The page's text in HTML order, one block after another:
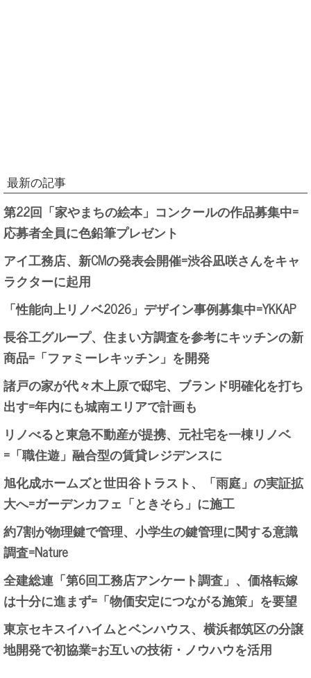
最新の記事
第22回「家やまちの絵本」コンクールの作品募集中=
応募者全員に色鉛筆プレゼント
アイ工務店、新CMの発表会開催=渋谷凪咲さんをキャ
ラクターに起用
「性能向上リノベ2026」デザイン事例募集中=YKKAP
長谷工グループ、住まい方調査を参考にキッチンの新
商品=「ファミーレキッチン」を開発
諸戸の家が代々木上原で邸宅、ブランド明確化を打ち
出す=年内にも城南エリアで計画も
リノべると東急不動産が提携、元社宅を一棟リノベ
=「職住遊」融合型の賃貸レジデンスに
旭化成ホームズと世田谷トラスト、「雨庭」の実証拡
大へ=ガーデンカフェ「ときそら」に施工
約7割が物理鍵で管理、小学生の鍵管理に関する意識
調査=Nature
全建総連「第6回工務店アンケート調査」、価格転嫁
は十分に進まず=「物価安定につながる施策」を要望
東京セキスイハイムとベンハウス、横浜都筑区の分譲
地開発で初協業=お互いの技術・ノウハウを活用